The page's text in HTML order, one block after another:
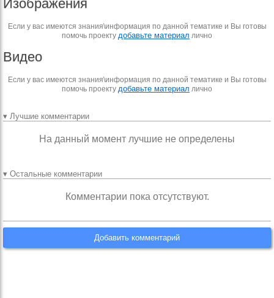
Изображения
Если у вас имеются знания\информация по данной тематике и Вы готовы
помочь проекту добавьте материал лично
Видео
Если у вас имеются знания\информация по данной тематике и Вы готовы
помочь проекту добавьте материал лично
▾ Лучшие комментарии
На данный момент лучшие не определены
▾ Остальные комментарии
Комментарии пока отсутствуют.
Добавить комментарий